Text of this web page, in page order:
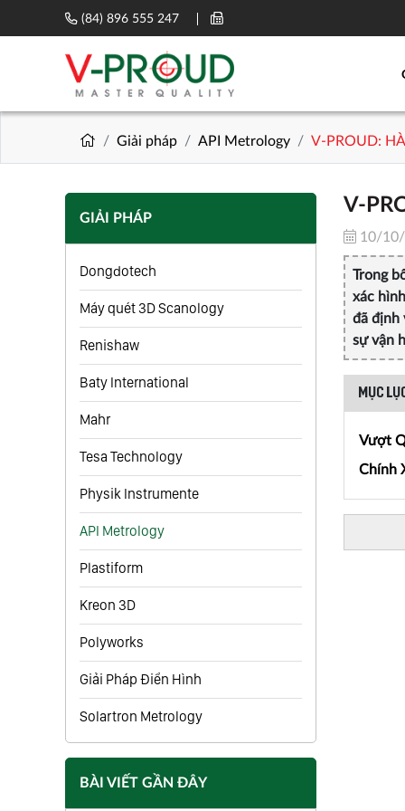
(84) 896 555 247
Giải pháp API Metrology V-PROUD:
GIẢI PHÁP
Dongdotech
Máy quét 3D Scanology
Renishaw
Baty International
Mahr
Tesa Technology
Physik Instrumente
API Metrology
Plastiform
Kreon 3D
Polyworks
Giải Pháp Điển Hình
Solartron Metrology
BÀI VIẾT GẦN ĐÂY
V-
10/
Trong
xác
đã định
sự vận
MỤC
Vượt
Chính